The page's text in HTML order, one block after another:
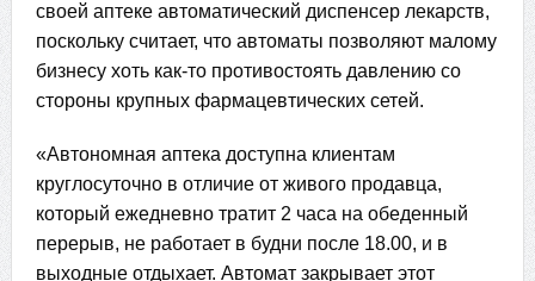
своей аптеке автоматический диспенсер лекарств,
поскольку считает, что автоматы позволяют малому
бизнесу хоть как-то противостоять давлению со
стороны крупных фармацевтических сетей.
«Автономная аптека доступна клиентам
круглосуточно в отличие от живого продавца,
который ежедневно тратит 2 часа на обеденный
перерыв, не работает в будни после 18.00, и в
выходные отдыхает. Автомат закрывает этот